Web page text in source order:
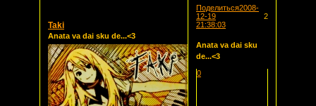
Поделиться
2
2008-
12-19
21:38:03
Taki
Anata va dai sku de...<3
Anata va dai sku
de...<3
0